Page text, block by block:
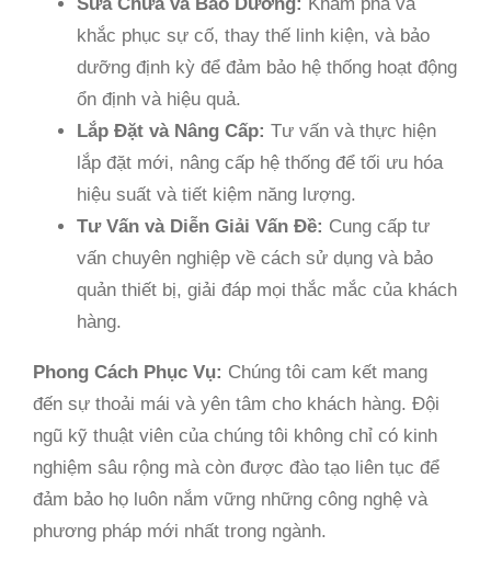
khắc phục sự cố, thay thế linh kiện, và bảo
dưỡng định kỳ để đảm bảo hệ thống hoạt động
ổn định và hiệu quả.
Lắp Đặt và Nâng Cấp: Tư vấn và thực hiện
lắp đặt mới, nâng cấp hệ thống để tối ưu hóa
hiệu suất và tiết kiệm năng lượng.
Tư Vấn và Diễn Giải Vấn Đề: Cung cấp tư
vấn chuyên nghiệp về cách sử dụng và bảo
quản thiết bị, giải đáp mọi thắc mắc của khách
hàng.
Phong Cách Phục Vụ: Chúng tôi cam kết mang
đến sự thoải mái và yên tâm cho khách hàng. Đội
ngũ kỹ thuật viên của chúng tôi không chỉ có kinh
nghiệm sâu rộng mà còn được đào tạo liên tục để
đảm bảo họ luôn nắm vững những công nghệ và
phương pháp mới nhất trong ngành.